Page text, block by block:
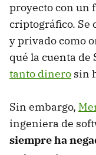
proyecto con un
criptográfico. Se
y privado como
qué la cuenta de
tanto dinero sin
Sin embargo,
ingeniera de
siempre ha